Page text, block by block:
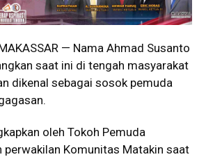
— Nama Ahmad Susanto
saat ini di tengah masyarakat
dikenal sebagai sosok pemuda
oleh Tokoh Pemuda
perwakilan Komunitas Matakin saat